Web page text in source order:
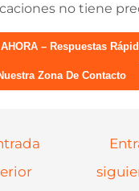
no tiene
– Respuestas
Zona De Contacto